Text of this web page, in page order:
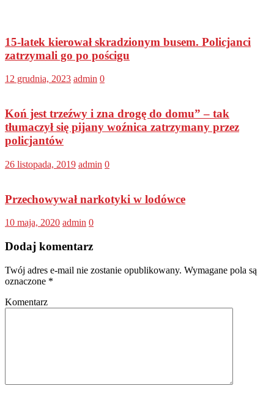
15-latek kierował skradzionym busem. Policjanci
zatrzymali go po pościgu
12 grudnia, 2023 admin 0
Koń jest trzeźwy i zna drogę do domu” – tak
tłumaczył się pijany woźnica zatrzymany przez
policjantów
26 listopada, 2019 admin 0
Przechowywał narkotyki w lodówce
10 maja, 2020 admin 0
Dodaj komentarz
Twój adres e-mail nie zostanie opublikowany. Wymagane pola są
oznaczone *
Komentarz